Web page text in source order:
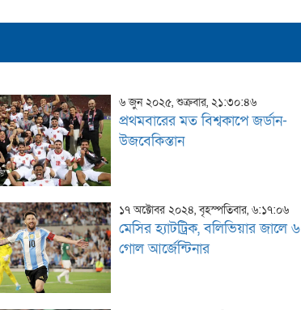
৬ জুন ২০২৫, শুক্রবার, ২১:৩০:৪৬
প্রথমবারের মত বিশ্বকাপে জর্ডান-
উজবেকিস্তান
১৭ অক্টোবর ২০২৪, বৃহস্পতিবার, ৬:১৭:০৬
মেসির হ্যাটট্রিক, বলিভিয়ার জালে ৬
গোল আর্জেন্টিনার